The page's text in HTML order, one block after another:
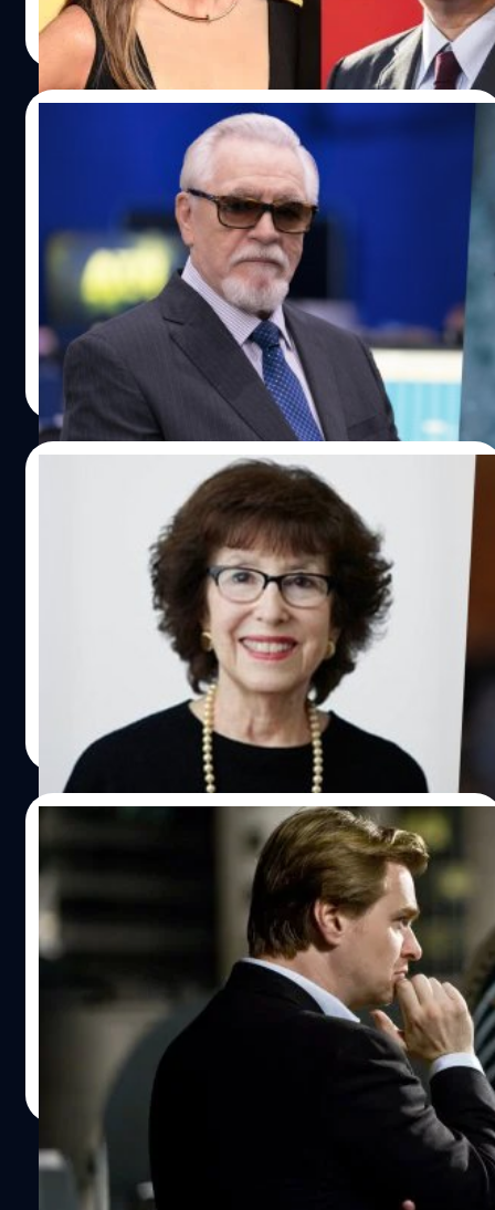
ไม่ว่าจะเป็น พัคชานอุค (Park Chan-wook) ผู้อำนวยการสร้าง
ผู้เขียนบท และผู้กำกับซีรีส์ตอนที่ 1-3, ดอน แม็กเคลลาร์
(Don McKellar) ผู้อำนวยการสร้างและผู้เขียนบท, ซูซาน ดา
วนีย์ (Susan Downey) ผู้อำนวยการสร้าง จากทีม Downey,
นิฟ ฟิชแมน (Niv Fichman) จาก Rhombus Media พร้อมทีม
งานอีกมากมาย ซึ่งซีรีส์เรื่องนี้เป็นผลงานการสร้างสรรค์ร่วมกัน
ของ HBO, A24 และ Rhombus Media ร่วมกับ Moho Film
และ Cinetic…
สรัลชนา บุญชูกุศล| 839 days ago
Read More
Brian Cox วิจารณ์การแสดง Joaquin
Phoenix ในหนัง ‘Napoleon’ ห่วยแตก เล่น
เองยังดีกว่านี้!
ไบรอัน ค็อกซ์ (Brian Cox) วิจารณ์การแสดงของ วาคีน ฟีนิกซ์
(Joaquin Phoenix) ในหนัง 'Napoleon' ห่วยแตกมาก ถ้าได้
เล่นเองคงดีกว่านี้!
ประภาส อยู่เย็น | 839 days ago
Read More
Carol Baum โปรดิวเซอร์รุ่นใหญ่วิจารณ์
Sydney Sweeney ‘ไม่สวย-แสดงไม่ดี’ แต่
ทำไมถึงดังขนาดนี้ ?
Carol Baum โปรดิวเซอร์รุ่นใหญ่ วิจารณ์ถล่ม ซิดนีย์ สวีนนีย์
(Sydney Sweeney) ไม่สวย-ไม่มีความสามารถด้านการแสดง
แต่ทำไมถึงดังขนาดนี้ ?
| 840 days ago
Read More
Jonathan Nolan เล่า พี่ชาย Christopher
Nolan ลังเล ไม่อยากกำกับไตรภาค ‘The Dark
Knight’ ก่อนจะยอมเปลี่ยนใจ
Jonathan Nolan เล่าถึงพี่ชาย Sir Christopher Nolan ลังเล
ไม่อยากกำกับ ไตรภาค ‘The Dark Knight’ เพราะไม่อยาก
กำกับหนังซูเปอร์ฮีโร
ประภาส อยู่เย็น | 848 days ago
1